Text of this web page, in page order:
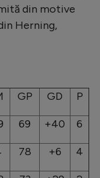
din motive
Herning,
GP GD P
69 +40 6
78 +6 4